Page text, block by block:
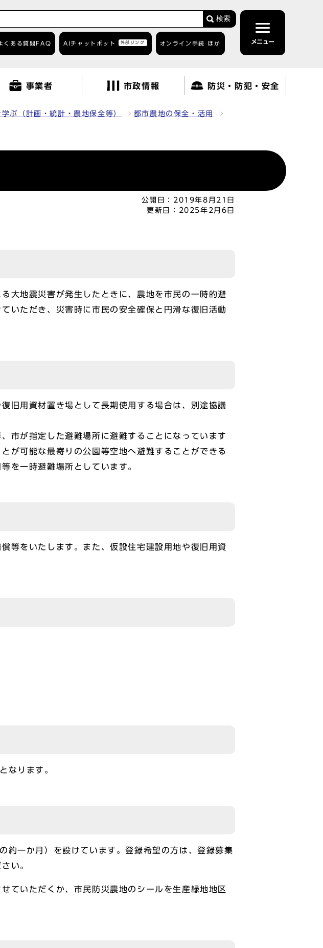
検索
くある質問 FAQ AIチャットボット 外部リンク オンライン手続 ほか メニュー
事業者 市政情報 防災・防犯・安全
学ぶ（計画・統計・農地保全等） 都市農地の保全・活用
公開日： 2019年8月21日
更新日：
2025年2月6日
大地震災害が発生したときに、農地を市民の一時的避
いただき、災害時に市民の安全確保と円滑な復旧活動
旧用資材置き場として長期使用する場合は、別途協議
市が指定した避難場所に避難することになっています
が可能な最寄りの公園等空地へ避難することができる
を一時避難場所としています。
等をいたします。また、仮設住宅建設用地や復旧用資
なります。
一か月）を設けています。登録希望の方は、登録募集
い。
ていただくか、市民防災農地のシールを生産緑地地区